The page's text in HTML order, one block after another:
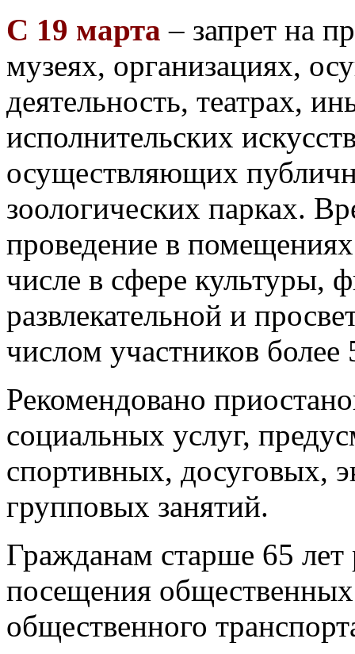
С 19 марта – запрет на
музеях, организациях,
деятельность, театрах,
исполнительских
осуществляющих
зоологических парках.
проведение в
числе в сфере культуры,
развлекательной и
числом участников
Рекомендовано
социальных услуг,
спортивных, досуговых,
групповых занятий.
Гражданам старше 65 лет
посещения
общественного